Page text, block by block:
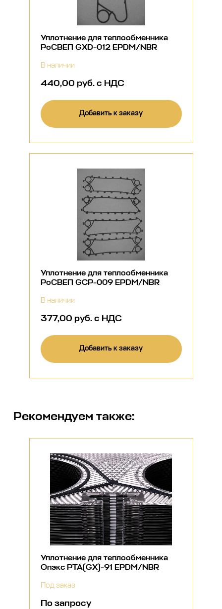
Уплотнение для теплообменника
РоСВЕП GXD-012 EPDM/NBR
В наличии
440,00 руб. с НДС
Добавить к заказу
Уплотнение для теплообменника
РоСВЕП GCP-009 EPDM/NBR
В наличии
377,00 руб. с НДС
Добавить к заказу
Рекомендуем также:
Уплотнение для теплообменника
Опэкс РТА(GX)-91 EPDM/NBR
Под заказ
По запросу